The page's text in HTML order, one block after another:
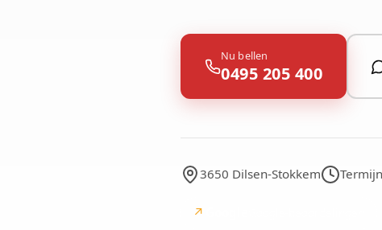
Nu bellen
0495 205 400
3650 Dilsen-Stokkem
↗